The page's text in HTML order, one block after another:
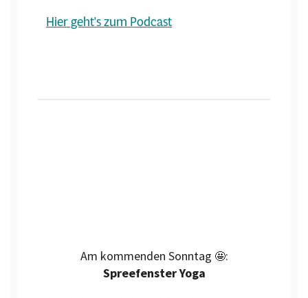
Hier geht's zum Podcast
Am kommenden Sonntag 🤩:
Spreefenster Yoga